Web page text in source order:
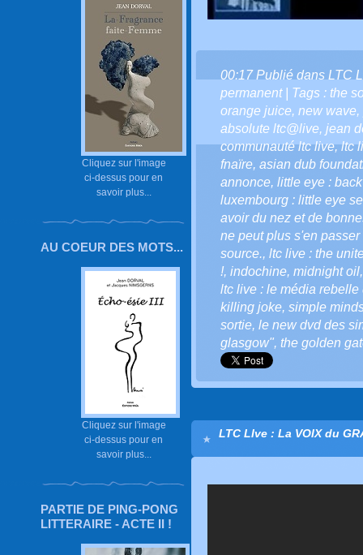
Cliquez sur l'image
ci-dessus pour en
savoir plus...
AU COEUR DES MOTS...
Cliquez sur l'image
ci-dessus pour en
savoir plus...
PARTIE DE PING-PONG
LITTERAIRE - ACTE II !
00:17 Publié dans LTC
permanent| Tags : the
orange juice, new wave,
absolute ltc@live, jean
communauté ltc live,ltc
fnaïre, asian dub
annonce, little eye :
luxembourg : little eye
avoir du nez et de
ne peut plus s'en passer
source., ltc live : the
!, indochine, midnight oil
ltc live : le média rebelle
killing joke, simple
sortie, le new dvd des
glasgow", the golden
LTC LIve : La VOIX du